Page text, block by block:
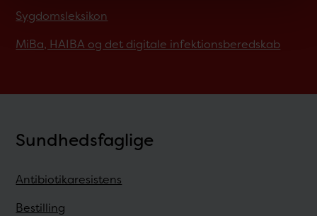
Sygdomsleksikon
MiBa, HAIBA og det digitale infektionsberedskab
Sundhedsfaglige
Antibiotikaresistens
Bestilling